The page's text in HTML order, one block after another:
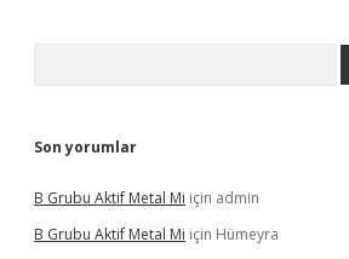
Son yorumlar
B Grubu Aktif Metal Mi için admin
B Grubu Aktif Metal Mi için Hümeyra